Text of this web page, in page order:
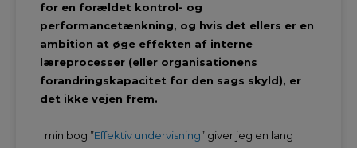
for en forældet kontrol- og
performancetænkning, og hvis det ellers er en
ambition at øge effekten af interne
læreprocesser (eller organisationens
forandringskapacitet for den sags skyld), er
det ikke vejen frem.
I min bog ”Effektiv undervisning” giver jeg en lang